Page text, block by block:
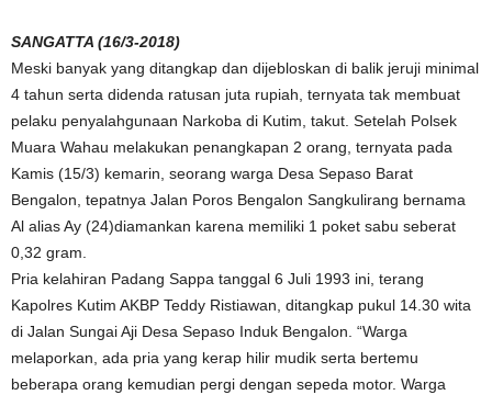
SANGATTA (16/3-2018)
Meski banyak yang ditangkap dan dijebloskan di balik jeruji minimal
4 tahun serta didenda ratusan juta rupiah, ternyata tak membuat
pelaku penyalahgunaan Narkoba di Kutim, takut. Setelah Polsek
Muara Wahau melakukan penangkapan 2 orang, ternyata pada
Kamis (15/3) kemarin, seorang warga Desa Sepaso Barat
Bengalon, tepatnya Jalan Poros Bengalon Sangkulirang bernama
Al alias Ay (24)diamankan karena memiliki 1 poket sabu seberat
0,32 gram.
Pria kelahiran Padang Sappa tanggal 6 Juli 1993 ini, terang
Kapolres Kutim AKBP Teddy Ristiawan, ditangkap pukul 14.30 wita
di Jalan Sungai Aji Desa Sepaso Induk Bengalon. “Warga
melaporkan, ada pria yang kerap hilir mudik serta bertemu
beberapa orang kemudian pergi dengan sepeda motor. Warga